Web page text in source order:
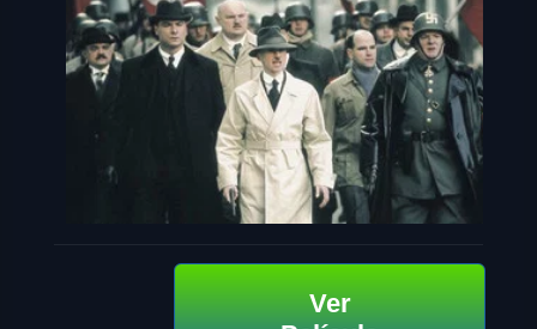
Ver